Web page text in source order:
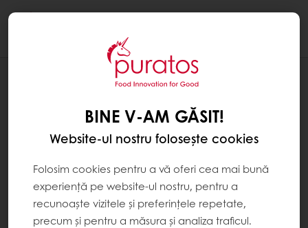
CHIFLE BURGER CU CARTOFI,
ROZMARIN ȘI MAIABINE V-AM GĂSIT!
Website-ul nostru folosește cookies
Folosim cookies pentru a vă oferi cea mai bună
experiență pe website-ul nostru, pentru a
recunoaște vizitele și preferințele repetate,
precum și pentru a măsura și analiza traficul.